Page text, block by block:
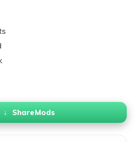
ShareMods